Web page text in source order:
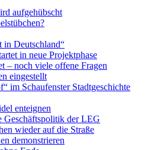
aufgehübscht
in Deutschland“
in neue Projektphase
– noch viele offene Fragen
eingestellt
im Schaufenster Stadtgeschichte
enteignen
Geschäftspolitik der LEG
wieder auf die Straße
demonstrieren